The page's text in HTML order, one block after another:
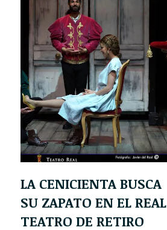
LA CENICIENTA BUSCA
SU ZAPATO EN EL REAL
TEATRO DE RETIRO